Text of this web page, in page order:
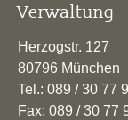
Verwaltung
Herzogstr. 127
80796 München
Tel.: 089 / 30 77
Fax: 089 / 30 77